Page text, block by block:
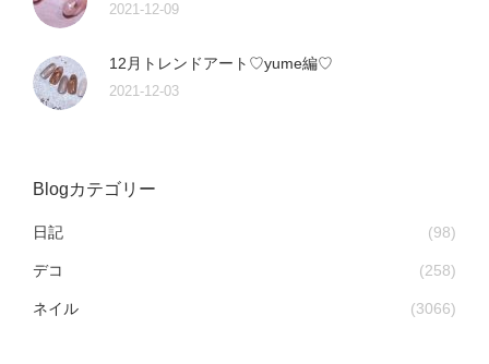
2021-12-09
12月トレンドアート♡yume編♡
2021-12-03
Blogカテゴリー
日記 (98)
デコ (258)
ネイル (3066)